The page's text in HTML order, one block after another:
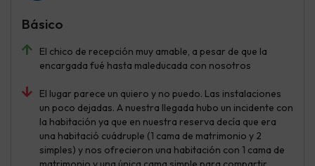
El chico de recepción muy amable, a pesar de que la
encargada fué hasta maleducada con nosotros
El lugar parece un quiero y no puedo. Las instalaciones
un poco dejadas. A nuestra llegada hubo un incidente con
la habitación ya que en nuestra reserva decía que era
una habitació cuádruple (1 cama de matrimonio y 2
simples) y nos ofrecieron una habitación con 1 cama de
Básico